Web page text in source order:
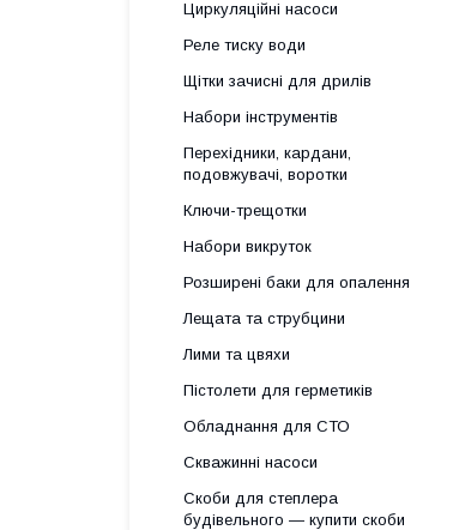
Циркуляційні насоси
Реле тиску води
Щітки зачисні для дрилів
Набори інструментів
Перехідники, кардани,
подовжувачі, воротки
Ключи-трещотки
Набори викруток
Розширені баки для опалення
Лещата та струбцини
Лими та цвяхи
Пістолети для герметиків
Обладнання для СТО
Скважинні насоси
Скоби для степлера
будівельного — купити скоби